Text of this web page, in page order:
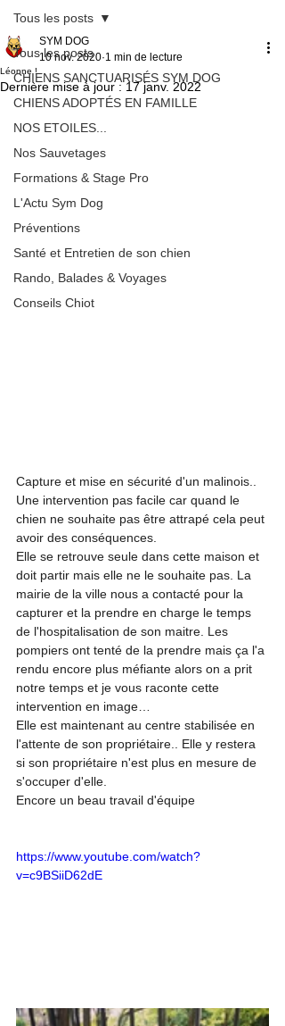
Tous les posts
CHIENS SANCTUARISÉS SYM DOG
CHIENS ADOPTÉS EN FAMILLE
NOS ETOILES...
Nos Sauvetages
Formations & Stage Pro
L'Actu Sym Dog
Préventions
Santé et Entretien de son chien
Rando, Balades & Voyages
Conseils Chiot
Tous les posts
Léonne !
SYM DOG
10 nov. 2020 1 min de lecture
Dernière mise à jour :17 janv. 2022
Capture et mise en sécurité d'un malinois..
Une intervention pas facile car quand le
chien ne souhaite pas être attrapé cela peut
avoir des conséquences.
Elle se retrouve seule dans cette maison et
doit partir mais elle ne le souhaite pas. La
mairie de la ville nous a contacté pour la
capturer et la prendre en charge le temps
de l'hospitalisation de son maitre. Les
pompiers ont tenté de la prendre mais ça l'a
rendu encore plus méfiante alors on a prit
notre temps et je vous raconte cette
intervention en image…
Elle est maintenant au centre stabilisée en
l'attente de son propriétaire.. Elle y restera
si son propriétaire n'est plus en mesure de
s'occuper d'elle.
Encore un beau travail d'équipe
https://www.youtube.com/watch?
v=c9BSiiD62dE